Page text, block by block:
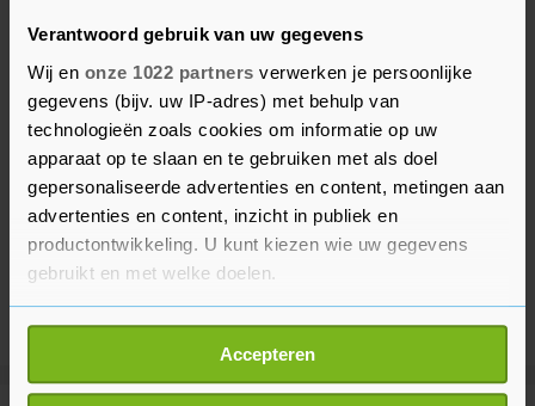
Verantwoord gebruik van uw gegevens
Wij en onze 1022 partners verwerken je persoonlijke
gegevens (bijv. uw IP-adres) met behulp van
technologieën zoals cookies om informatie op uw
apparaat op te slaan en te gebruiken met als doel
gepersonaliseerde advertenties en content, metingen aan
advertenties en content, inzicht in publiek en
productontwikkeling. U kunt kiezen wie uw gegevens
gebruikt en met welke doelen.
Als u het toestaat, willen we ook graag:
Informatie verzamelen over uw geografische
locatie, die tot een paar meter nauwkeurig kan zijn
Accepteren